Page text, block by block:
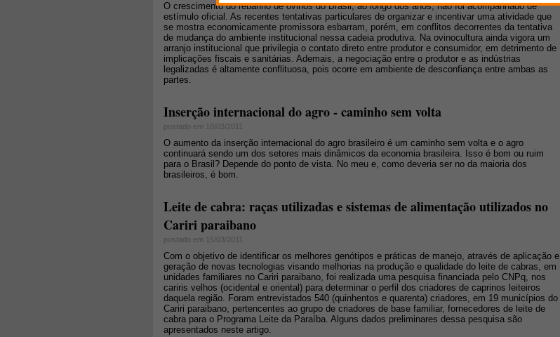
O crescimento do rebanho de ovinos do Brasil, ao longo dos anos, não foi acompanhado de
estímulo oficial. As recentes tentativas particulares de organizar e incentivar uma atividade que
se mostra economicamente promissora esbarram, porém, em conflitos decorrentes da tentativa
de mudança do ambiente institucional nessa cadeia produtiva. Na ovinocultura ainda vigora um
arranjo institucional que privilegia o contato direto entre produtor e consumidor, em detrimento de
implicações fiscais e sanitárias. Ademais, a negociação entre o produtor e as indústrias
legalizadas é altamente conflituosa, pois ocorre em ambiente de desconfiança entre ambas as
partes.
Inserção internacional do agro - caminho sem volta
postado em 18/03/2011
O aumento da inserção internacional do agro brasileiro é um caminho sem volta e o agro
continuará sendo um dos setores mais dinâmicos da economia brasileira. Isso é bom ou ruim
para o Brasil? Depende do ponto de vista. No meu e, como deveria ser no da maioria dos
brasileiros, é bom.
Leite de cabra: raças utilizadas e sistemas de alimentação utilizados no
Cariri paraibano
postado em 15/03/2011
Com o objetivo de identificar os melhores genótipos e práticas de manejo, através de aplicação e
geração de novas tecnologias visando melhorias na produção e qualidade do leite de cabras, em
unidades familiares no Cariri paraibano, foi realizada uma pesquisa financiada pelo CNPq, nos
cariris velhos (ocidental e oriental) para determinar o perfil dos criadores de caprinos leiteiros
daquela região. Foram entrevistados 540 (quinhentos e quarenta) criadores, em 19 municípios do
Cariri paraibano, pertencentes ao grupo de criadores de base familiar, fornecedores de leite de
cabra para o Programa Leite da Paraíba. Alguns dados preliminares dessa pesquisa são
apresentados neste artigo.